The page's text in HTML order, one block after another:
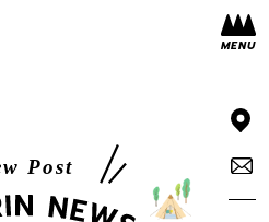
Post